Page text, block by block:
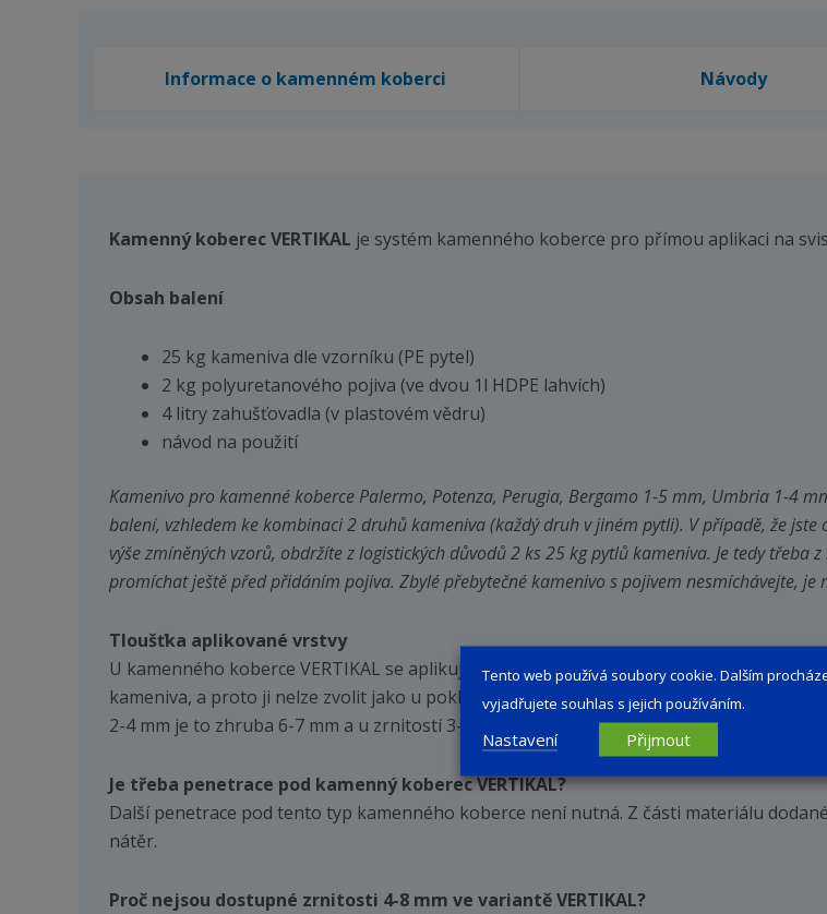
Informace o kamenném koberci Návody
Kamenný koberec VERTIKAL je systém kamenného koberce pro přímou aplikaci na
Obsah balení
25 kg kameniva dle vzorníku (PE pytel)
2 kg polyuretanového pojiva (ve dvou 1l HDPE lahvích)
4 litry zahušťovadla (v plastovém vědru)
návod na použití
Kamenivo pro kamenné koberce Palermo, Potenza, Perugia, Bergamo 1-5 mm, Umbria 1-4
balení, vzhledem ke kombinaci 2 druhů kameniva (každý druh v jiném pytli). V případě, že jste
výše zmíněných vzorů, obdržíte z logistických důvodů 2 ks 25 kg pytlů kameniva. Je tedy
promíchat ještě před přidáním pojiva. Zbylé přebytečné kamenivo s pojivem nesmíchávejte, je
Tloušťka aplikované vrstvy
U kamenného koberce VERTIKAL se aplikuje nejtenší možná vrstva, která zároveň
kameniva, a proto ji nelze zvolit jako u pokládek na vodorovnou plochu. Orientačně u
2-4 mm je to zhruba 6-7 mm a u zrnitostí 3-5 mm je tloušťka vrstvy 6-8 mm.
Je třeba penetrace pod kamenný koberec VERTIKAL?
Další penetrace pod tento typ kamenného koberce není nutná. Z části materiálu
nátěr.
Proč nejsou dostupné zrnitosti 4-8 mm ve variantě VERTIKAL?
Tento web používá soubory cookie. Dalším
vyjadřujete souhlas s jejich používáním.
Nastavení Přijmout